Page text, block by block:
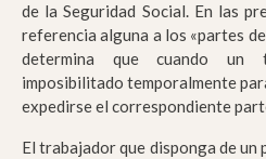
de la Seguridad Social. En las
referencia alguna a los «partes
determina que cuando un
imposibilitado temporalmente
expedirse el correspondiente
El trabajador que disponga de